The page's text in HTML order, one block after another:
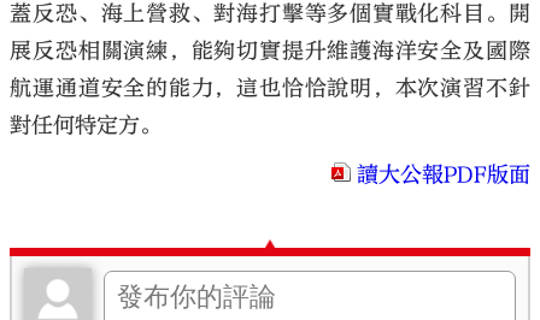
蓋反恐、海上營救、對海打擊等多個實戰化科目。開
展反恐相關演練，能夠切實提升維護海洋安全及國際
航運通道安全的能力，這也恰恰說明，本次演習不針
對任何特定方。
讀大公報PDF版面